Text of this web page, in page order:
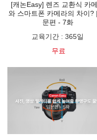
[캐논Easy] 렌즈 교환식 카
와 스마트폰 카메라의 차이?
문편 - 7화
교육기간 : 365일
무료